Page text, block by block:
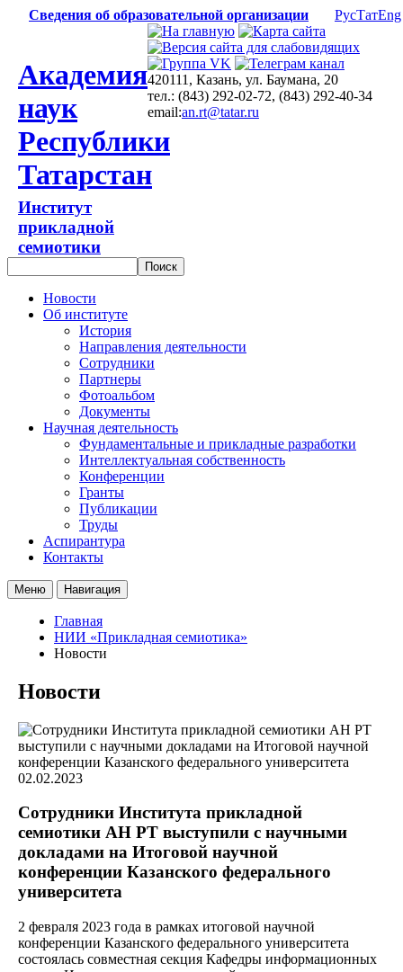
Сведения об образовательной организации РусТатEng
Академия
наук
Республики
Татарстан
Институт
прикладной
семиотики
420111, Казань, ул. Баумана, 20
тел.: (843) 292-02-72, (843) 292-40-34
email:an.rt@tatar.ru
Новости
Об институте
История
Направления деятельности
Сотрудники
Партнеры
Фотоальбом
Документы
Научная деятельность
Фундаментальные и прикладные разработки
Интеллектуальная собственность
Конференции
Гранты
Публикации
Труды
Аспирантура
Контакты
Меню Навигация
Главная
НИИ «Прикладная семиотика»
Новости
Новости
02.02.2023
Сотрудники Института прикладной
семиотики АН РТ выступили с научными
докладами на Итоговой научной
конференции Казанского федерального
университета
2 февраля 2023 года в рамках итоговой научной
конференции Казанского федерального университета
состоялась совместная секция Кафедры информационных